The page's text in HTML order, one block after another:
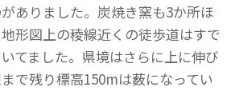
ありました。炭焼き窯も3か所ほ
形図上の稜線近くの徒歩道はすで
てました。県境はさらに上に伸び
で残り標高150mは薮になってい